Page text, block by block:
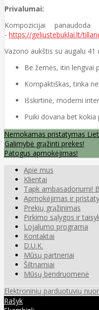
Privalumai:
Kompozicijai
- https://geliustebuklai.lt/
Vazono aukštis su augalu
Be žemės, itin lengvai
Kompaktiškas, tinka
Išskirtinė, moderni
Puiki dovana bet kokia
Nemokamas pristatymas
Galimybė grąžinti prekes!
Patogus apmokėjimas!
Apie mus
Klientai
Tapk ambasadoriumi!
Apmokėjimas ir
Prekių grąžinimas
Pirkimo sąlygos ir
Lojalumo programa
Kontaktai
D.U.K.
Mūsų partneriai
Šiltnamiai
Mūsų bendruomenė
Elektroninių parduotuvių
Rašyk